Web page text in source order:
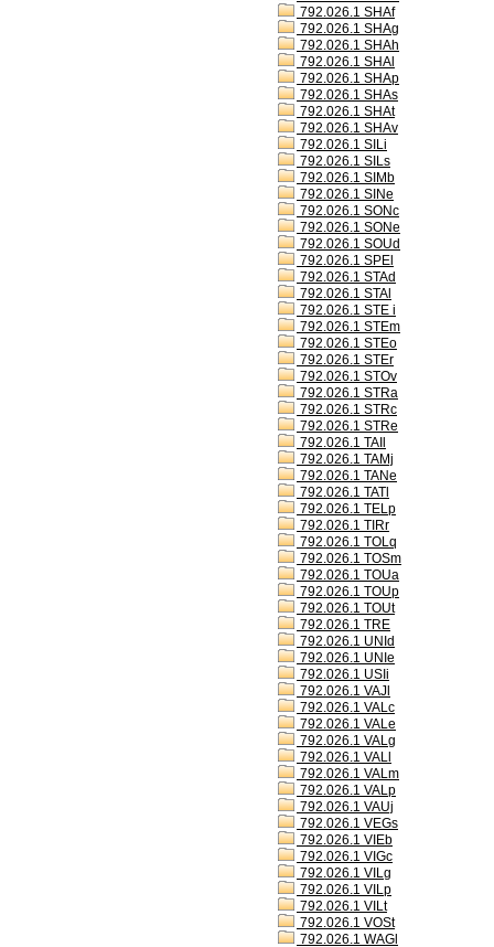
792.026.1 SHAf
792.026.1 SHAg
792.026.1 SHAh
792.026.1 SHAl
792.026.1 SHAp
792.026.1 SHAs
792.026.1 SHAt
792.026.1 SHAv
792.026.1 SILi
792.026.1 SILs
792.026.1 SIMb
792.026.1 SINe
792.026.1 SONc
792.026.1 SONe
792.026.1 SOUd
792.026.1 SPEl
792.026.1 STAd
792.026.1 STAl
792.026.1 STE i
792.026.1 STEm
792.026.1 STEo
792.026.1 STEr
792.026.1 STOv
792.026.1 STRa
792.026.1 STRc
792.026.1 STRe
792.026.1 TAIl
792.026.1 TAMj
792.026.1 TANe
792.026.1 TATl
792.026.1 TELp
792.026.1 TIRr
792.026.1 TOLq
792.026.1 TOSm
792.026.1 TOUa
792.026.1 TOUp
792.026.1 TOUt
792.026.1 TRE
792.026.1 UNId
792.026.1 UNIe
792.026.1 USIi
792.026.1 VAJl
792.026.1 VALc
792.026.1 VALe
792.026.1 VALg
792.026.1 VALl
792.026.1 VALm
792.026.1 VALp
792.026.1 VAUj
792.026.1 VEGs
792.026.1 VIEb
792.026.1 VIGc
792.026.1 VILg
792.026.1 VILp
792.026.1 VILt
792.026.1 VOSt
792.026.1 WAGl